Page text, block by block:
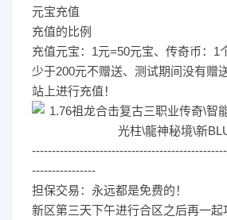
元宝充值
充值的比例
充值元宝：1元=50元宝、传奇币：1
少于200元不赠送、测试期间没有赠
站上进行充值！
----------------
担保交易：永远都是免费的！
新区第三天下午进行合区之后再一